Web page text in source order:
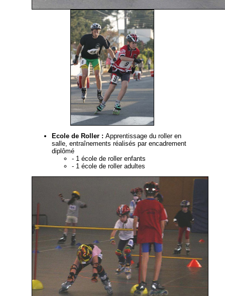
Ecole de Roller : Apprentissage du roller en
salle, entraînements réalisés par encadrement
diplômé
- 1 école de roller enfants
- 1 école de roller adultes